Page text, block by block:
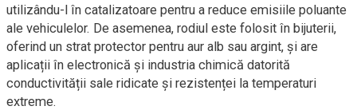
utilizându-l în catalizatoare pentru a reduce emisiile poluante
ale vehiculelor. De asemenea, rodiul este folosit în bijuterii,
oferind un strat protector pentru aur alb sau argint, și are
aplicații în electronică și industria chimică datorită
conductivității sale ridicate și rezistenței la temperaturi
extreme.